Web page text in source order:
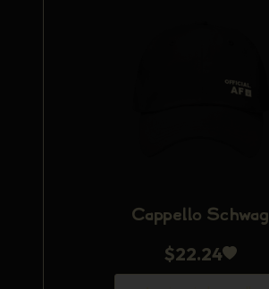
Cappello Schwag
$22.24